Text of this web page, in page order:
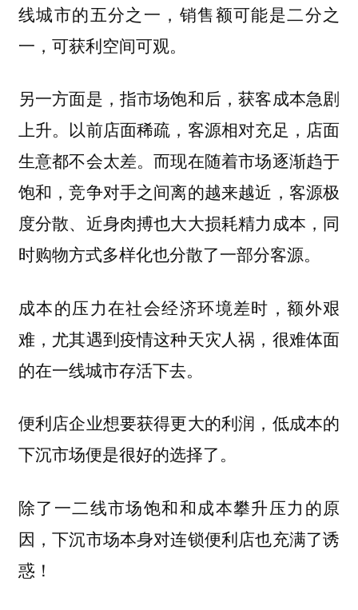
线城市的五分之一，销售额可能是二分之
一，可获利空间可观。
另一方面是，指市场饱和后，获客成本急剧
上升。以前店面稀疏，客源相对充足，店面
生意都不会太差。而现在随着市场逐渐趋于
饱和，竞争对手之间离的越来越近，客源极
度分散、近身肉搏也大大损耗精力成本，同
时购物方式多样化也分散了一部分客源。
成本的压力在社会经济环境差时，额外艰
难，尤其遇到疫情这种天灾人祸，很难体面
的在一线城市存活下去。
便利店企业想要获得更大的利润，低成本的
下沉市场便是很好的选择了。
除了一二线市场饱和和成本攀升压力的原
因，下沉市场本身对连锁便利店也充满了诱
惑！